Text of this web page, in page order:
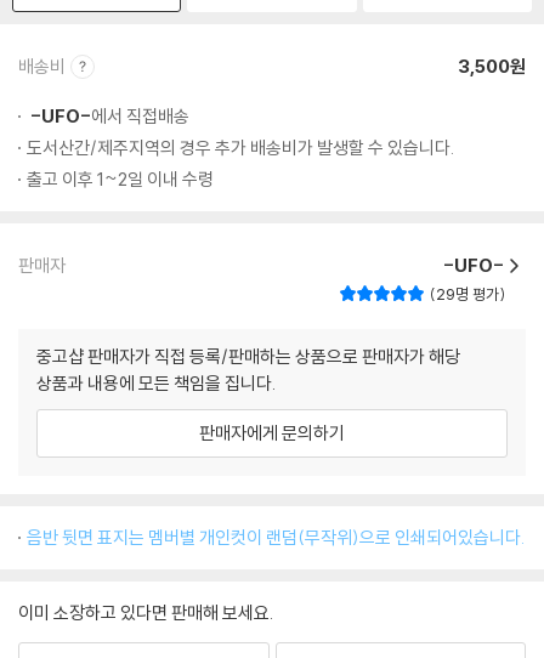
배송비 3,500원
-UFO-에서 직접배송
도서산간/제주지역의 경우 추가 배송비가 발생할 수 있습니다.
출고 이후 1~2일 이내 수령
판매자 -UFO-
29명 평가
중고샵 판매자가 직접 등록/판매하는 상품으로 판매자가 해당
상품과 내용에 모든 책임을 집니다.
판매자에게 문의하기
음반 뒷면 표지는 멤버별 개인컷이 랜덤(무작위)으로 인쇄되어있습니다.
이미 소장하고 있다면 판매해 보세요.